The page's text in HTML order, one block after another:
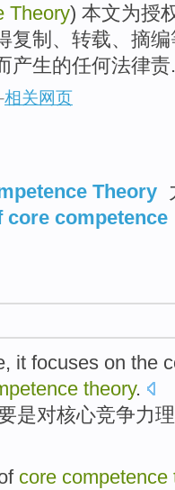
Theory) 本文为授
复制、转载、摘
产生的任何法律责
-相关网页
Theory
core competence
, it focuses on the
theory.
是对核心竞争力
core competence